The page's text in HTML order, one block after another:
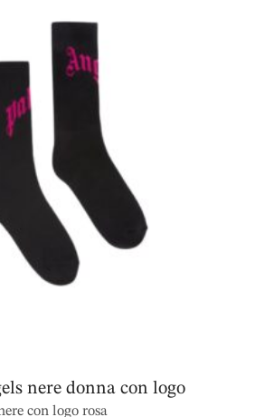
nere donna con logo
con logo rosa